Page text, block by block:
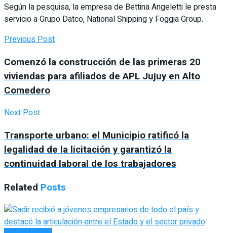
Según la pesquisa, la empresa de Bettina Angeletti le presta
servicio a Grupo Datco, National Shipping y Foggia Group.
Previous Post
Comenzó la construcción de las primeras 20
viviendas para afiliados de APL Jujuy en Alto
Comedero
Next Post
Transporte urbano: el Municipio ratificó la
legalidad de la licitación y garantizó la
continuidad laboral de los trabajadores
Related Posts